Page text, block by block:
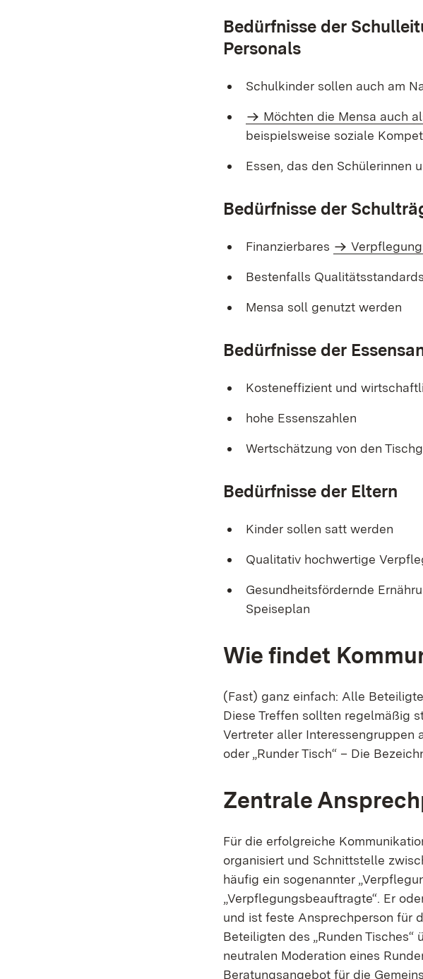
Bedürfnisse der
Personals
Schulkinder sollen auch am
Möchten die Mensa auch
beispielsweise soziale
Essen, das den Schülerinnen
Bedürfnisse der
Finanzierbares
Bestenfalls
Mensa soll genutzt werden
Bedürfnisse der
Kosteneffizient und
hohe Essenszahlen
Wertschätzung von den
Bedürfnisse der Eltern
Kinder sollen satt werden
Qualitativ hochwertige
Gesundheitsfördernde
Speiseplan
Wie findet
(Fast) ganz einfach: Alle
Diese Treffen sollten regelmäßig
Vertreter aller Interessengruppen
oder „Runder Tisch“ – Die
Zentrale
Für die erfolgreiche
organisiert und Schnittstelle
häufig ein sogenannter
„Verpflegungsbeauftragte“. Er
und ist feste Ansprechperson für
Beteiligten des „Runden
neutralen Moderation eines
Beratungsangebot für die